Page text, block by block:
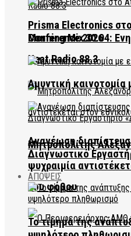
Morning Mix 30.04:
Heat Radio 88.3
Μητροπολίτης
ψυχραιμία
του φόβου
Prisma Electronics
Conference 2026
Αμυντική
Ανανέωση
Διαγνωστικό
ΑΠΟΨΕΙΣ
Το τίμημα της